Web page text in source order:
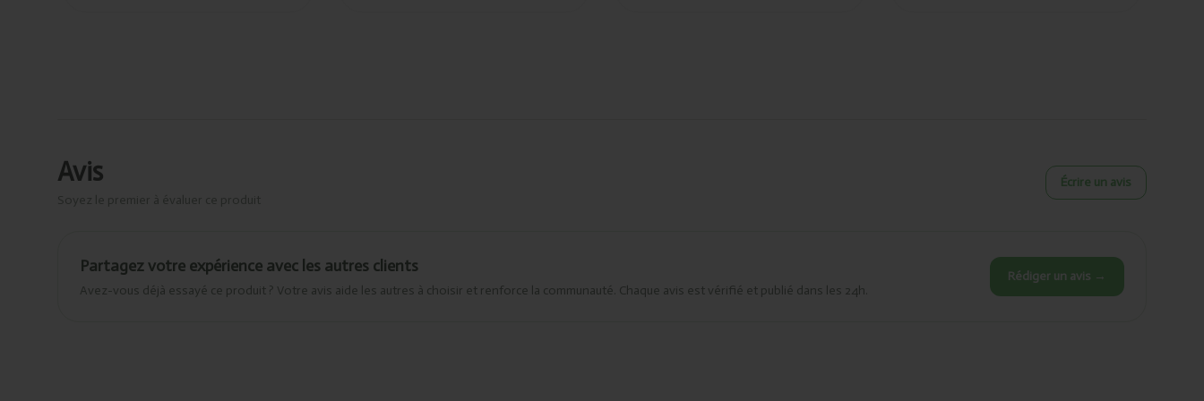
Avis Écrire un avis
Partagez votre expérience avec les autres clients
Avez-vous déjà essayé ce produit ? Votre avis aide les autres à choisir et renforce la communauté. Chaque avis est vérifié et publié dans les 24h.
Rédiger un avis →